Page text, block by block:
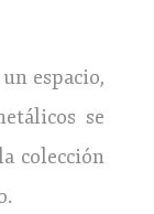
espacio,
se
colección